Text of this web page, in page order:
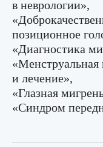
в неврологии»,
позиционное
«Диагностика
«Менструальная
и лечение»,
«Глазная
«Синдром